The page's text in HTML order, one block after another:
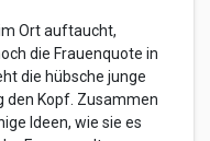
Ort auftaucht,
die Frauenquote in
die hübsche junge
den Kopf. Zusammen
Ideen, wie sie es